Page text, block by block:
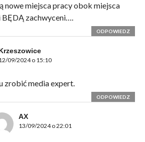
nowe miejsca pracy obok miejsca
BĘDĄ zachwyceni….
ODPOWIEDZ
09/2024 o 15:10
zrobić media expert.
ODPOWIEDZ
AX
13/09/2024 o 22:01